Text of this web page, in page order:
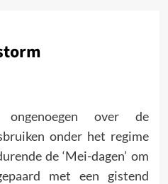
ongenoegen over de
onder het regime
de ‘Mei-dagen’ om
met een gistend